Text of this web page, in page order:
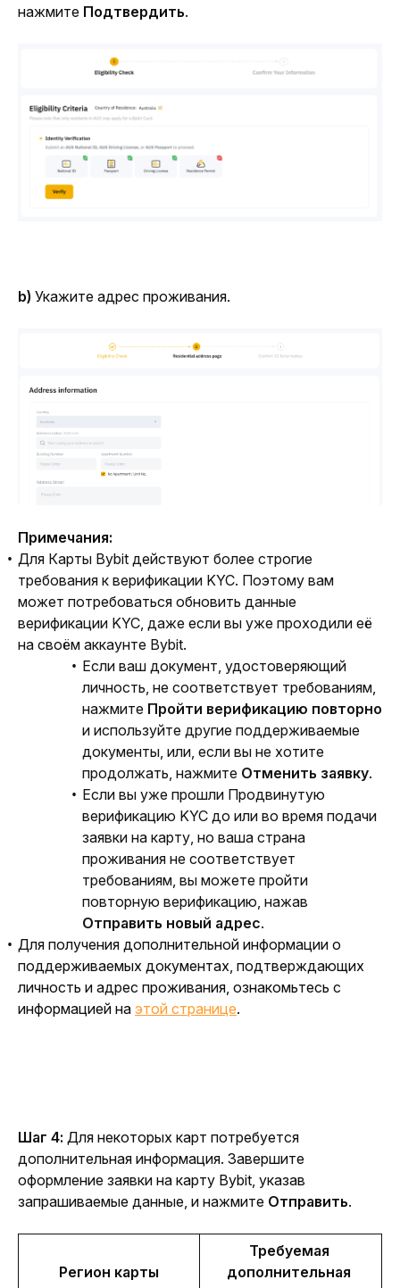
нажмите Подтвердить.
b) Укажите адрес проживания.
Примечания:
Для Карты Bybit действуют более строгие
требования к верификации KYC. Поэтому вам
может потребоваться обновить данные
верификации KYC, даже если вы уже проходили её
на своём аккаунте Bybit.
Если ваш документ, удостоверяющий
личность, не соответствует требованиям,
нажмите Пройти верификацию повторно
и используйте другие поддерживаемые
документы, или, если вы не хотите
продолжать, нажмите Отменить заявку.
Если вы уже прошли Продвинутую
верификацию KYC до или во время подачи
заявки на карту, но ваша страна
проживания не соответствует
требованиям, вы можете пройти
повторную верификацию, нажав
Отправить новый адрес.
Для получения дополнительной информации о
поддерживаемых документах, подтверждающих
личность и адрес проживания, ознакомьтесь с
информацией на этой странице.
Шаг 4: Для некоторых карт потребуется
дополнительная информация. Завершите
оформление заявки на карту Bybit, указав
запрашиваемые данные, и нажмите Отправить.
Регион карты
Требуемая
дополнительная